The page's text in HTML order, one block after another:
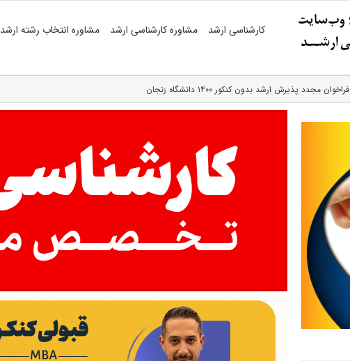
کارشناسی ارشد مشاوره کارشناسی ارشد مشاوره انتخاب رشته ارشد
فراخوان مجدد پذیرش ارشد بدون کنکور ۱۴۰۰ دانشگاه زنجان